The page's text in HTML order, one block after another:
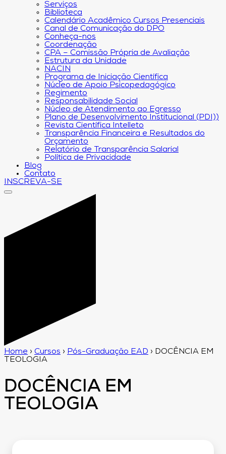
Serviços
Biblioteca
Calendário Acadêmico Cursos Presenciais
Canal de Comunicação do DPO
Conheça-nos
Coordenação
CPA – Comissão Própria de Avaliação
Estrutura da Unidade
NACIN
Programa de Iniciação Científica
Núcleo de Apoio Psicopedagógico
Regimento
Responsabilidade Social
Núcleo de Atendimento ao Egresso
Plano de Desenvolvimento Institucional (PDI))
Revista Científica Intelleto
Transparência Financeira e Resultados do
Orçamento
Relatório de Transparência Salarial
Política de Privacidade
Blog
Contato
INSCREVA-SE
Home › Cursos › Pós-Graduação EAD › DOCÊNCIA EM
TEOLOGIA
DOCÊNCIA EM
TEOLOGIA